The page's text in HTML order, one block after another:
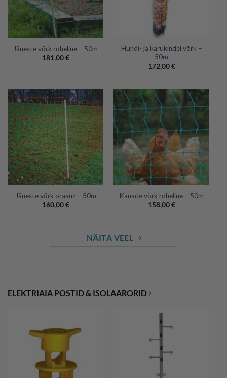
Jäneste võrk roheline – 50m
181,00€
Hundi- ja karukindel võrk –
50m
172,00€
Jäneste võrk oraanz – 50m
160,00€
Kanade võrk roheline – 50m
158,00€
NÄITA VEEL
ELEKTRIAIA POSTID & ISOLAARORID ›